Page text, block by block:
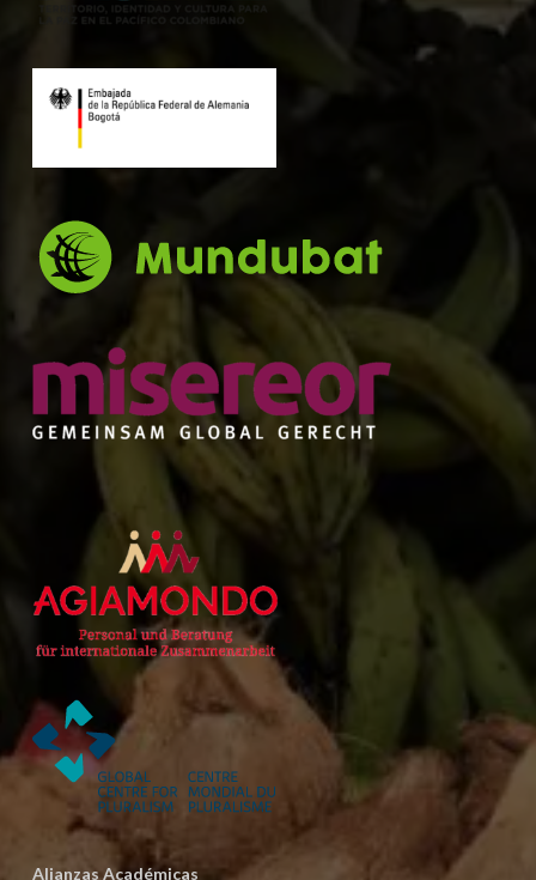
Alianzas Académicas